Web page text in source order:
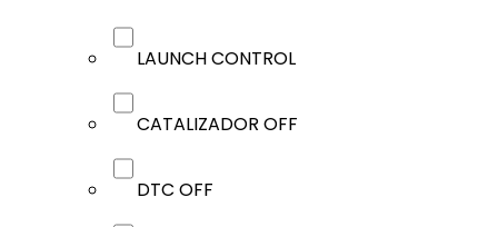
LAUNCH CONTROL
CATALIZADOR OFF
DTC OFF